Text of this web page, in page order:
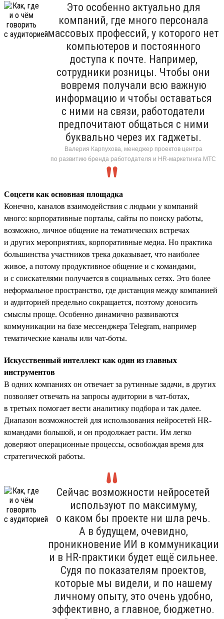
Это особенно актуально для
компаний, где много персонала
массовых профессий, у которого нет
компьютеров и постоянного
доступа к почте. Например,
сотрудники розницы. Чтобы они
вовремя получали всю важную
информацию и чтобы оставаться
с ними на связи, работодатели
предпочитают общаться с ними
буквально через их гаджеты.
Валерия Карпухова, менеджер проектов центра
по развитию бренда работодателя и HR-маркетинга МТС
Соцсети как основная площадка
Конечно, каналов взаимодействия с людьми у компаний
много: корпоративные порталы, сайты по поиску работы,
возможно, личное общение на тематических встречах
и других мероприятиях, корпоративные медиа. Но практика
большинства участников трека доказывает, что наиболее
живое, а потому продуктивное общение и с командами,
и с соискателями получается в социальных сетях. Это более
неформальное пространство, где дистанция между компанией
и аудиторией предельно сокращается, поэтому доносить
смыслы проще. Особенно динамично развиваются
коммуникации на базе мессенджера Telegram, например
тематические каналы или чат-боты.
Искусственный интеллект как один из главных
инструментов
В одних компаниях он отвечает за рутинные задачи, в других
позволяет отвечать на запросы аудитории в чат-ботах,
в третьих помогает вести аналитику подбора и так далее.
Диапазон возможностей для использования нейросетей HR-
командами большой, и он продолжает расти. Им легко
доверяют операционные процессы, освобождая время для
стратегической работы.
Сейчас возможности нейросетей
используют по максимуму,
о каком бы проекте ни шла речь.
А в будущем, очевидно,
проникновение ИИ в коммуникации
и в HR-практики будет ещё сильнее.
Судя по показателям проектов,
которые мы видели, и по нашему
личному опыту, это очень удобно,
эффективно, а главное, бюджетно.